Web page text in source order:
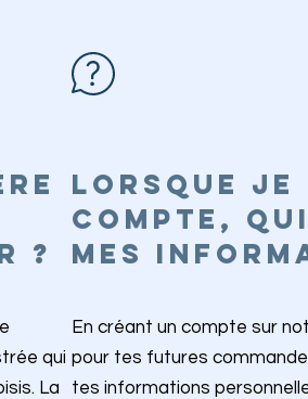
?
qui
La
LORSQUE JE
COMPTE,
MES
En créant un compte sur
pour tes futures
tes informations